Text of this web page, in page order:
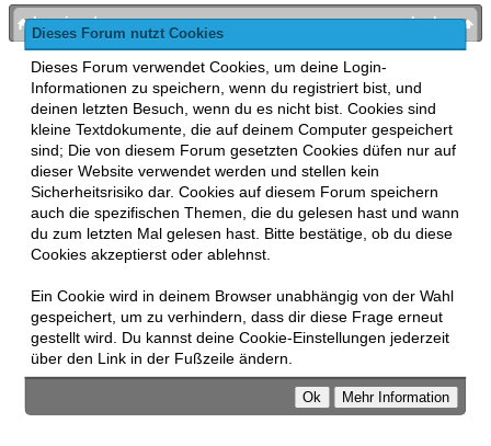
Dieses Forum nutzt Cookies
Dieses Forum verwendet Cookies, um deine Login-
Informationen zu speichern, wenn du registriert bist, und
deinen letzten Besuch, wenn du es nicht bist. Cookies sind
kleine Textdokumente, die auf deinem Computer gespeichert
sind; Die von diesem Forum gesetzten Cookies düfen nur auf
dieser Website verwendet werden und stellen kein
Sicherheitsrisiko dar. Cookies auf diesem Forum speichern
auch die spezifischen Themen, die du gelesen hast und wann
du zum letzten Mal gelesen hast. Bitte bestätige, ob du diese
Cookies akzeptierst oder ablehnst.
Ein Cookie wird in deinem Browser unabhängig von der Wahl
gespeichert, um zu verhindern, dass dir diese Frage erneut
gestellt wird. Du kannst deine Cookie-Einstellungen jederzeit
über den Link in der Fußzeile ändern.
nach oben
bronies.de
MyBB , mobile Fassung: MyBB GoMobile
Zur Desktop-Version wechseln
This forum usesLukasz TkaczMyBB addons.